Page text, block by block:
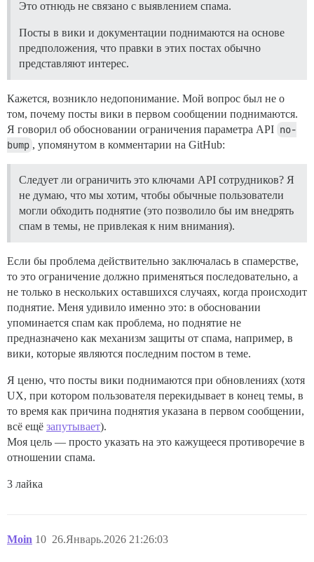
Это отнюдь не связано с выявлением спама.
Посты в вики и документации поднимаются на основе
предположения, что правки в этих постах обычно
представляют интерес.
Кажется, возникло недопонимание. Мой вопрос был не о
том, почему посты вики в первом сообщении поднимаются.
Я говорил об обосновании ограничения параметра API no-
bump , упомянутом в комментарии на GitHub:
Следует ли ограничить это ключами API сотрудников? Я
не думаю, что мы хотим, чтобы обычные пользователи
могли обходить поднятие (это позволило бы им внедрять
спам в темы, не привлекая к ним внимания).
Если бы проблема действительно заключалась в спамерстве,
то это ограничение должно применяться последовательно, а
не только в нескольких оставшихся случаях, когда происходит
поднятие. Меня удивило именно это: в обосновании
упоминается спам как проблема, но поднятие не
предназначено как механизм защиты от спама, например, в
вики, которые являются последним постом в теме.
Я ценю, что посты вики поднимаются при обновлениях (хотя
UX, при котором пользователя перекидывает в конец темы, в
то время как причина поднятия указана в первом сообщении,
всё ещё запутывает).
Моя цель — просто указать на это кажущееся противоречие в
отношении спама.
3 лайка
Moin 26.Январь.2026 21:26:03
10